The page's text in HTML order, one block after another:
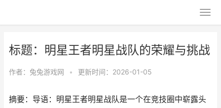
标题：明星王者明星战队的荣耀与挑战
作者： 兔兔游戏网 • 更新时间：2026-01-05
摘要：导语：明星王者明星战队是一个在竞技圈中崭露头